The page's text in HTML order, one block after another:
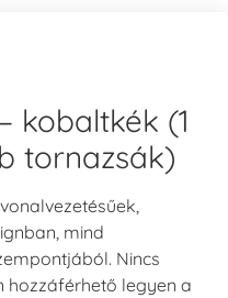
kobaltkék (1
tornazsák)
mind
Nincs
hozzáférhető legyen a